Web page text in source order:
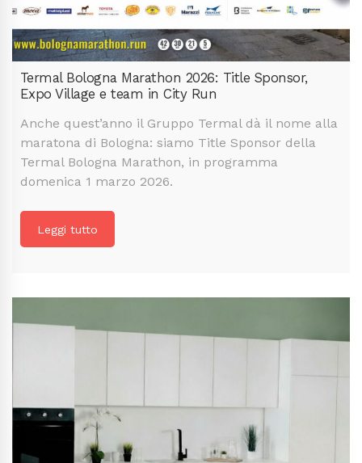
Termal Bologna Marathon 2026: Title Sponsor,
Expo Village e team in City Run
Anche quest’anno il Gruppo Termal dà il nome alla
maratona di Bologna: siamo Title Sponsor della
Termal Bologna Marathon, in programma
domenica 1 marzo 2026.
Leggi tutto